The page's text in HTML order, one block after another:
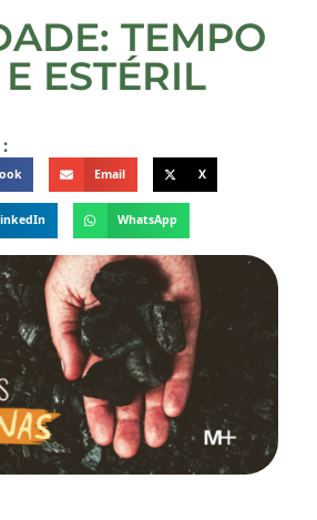
TEMPO
ESTÉRIL
Email X
WhatsApp